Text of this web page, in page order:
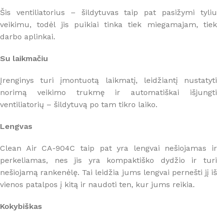
Šis ventiliatorius – šildytuvas taip pat pasižymi tyliu
veikimu, todėl jis puikiai tinka tiek miegamajam, tiek
darbo aplinkai.
Su laikmačiu
Įrenginys turi įmontuotą laikmatį, leidžiantį nustatyti
norimą veikimo trukmę ir automatiškai išjungti
ventiliatorių – šildytuvą po tam tikro laiko.
Lengvas
Clean Air CA-904C taip pat yra lengvai nešiojamas ir
perkeliamas, nes jis yra kompaktiško dydžio ir turi
nešiojamą rankenėlę. Tai leidžia jums lengvai pernešti jį iš
vienos patalpos į kitą ir naudoti ten, kur jums reikia.
Kokybiškas